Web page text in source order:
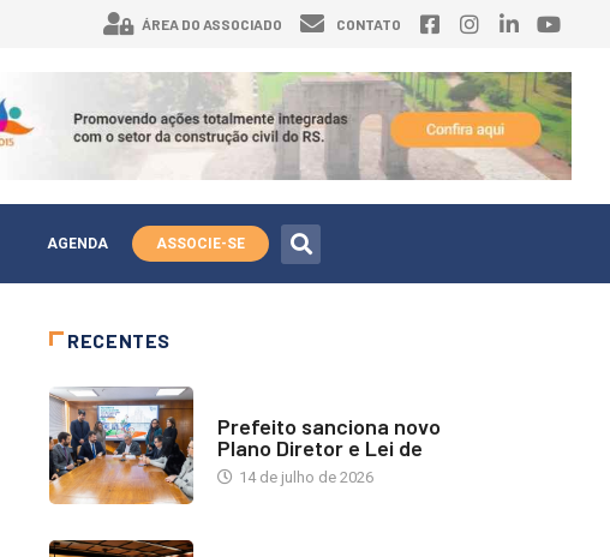
ÁREA DO ASSOCIADO CONTATO
AGENDA ASSOCIE-SE
RECENTES
Prefeito sanciona novo
Plano Diretor e Lei de
14 de julho de 2026